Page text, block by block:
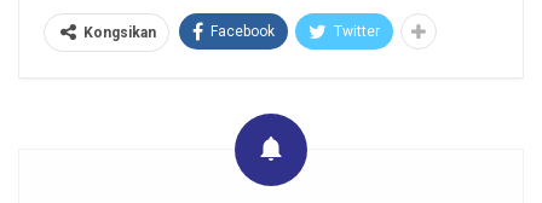
Kongsikan Facebook Twitter